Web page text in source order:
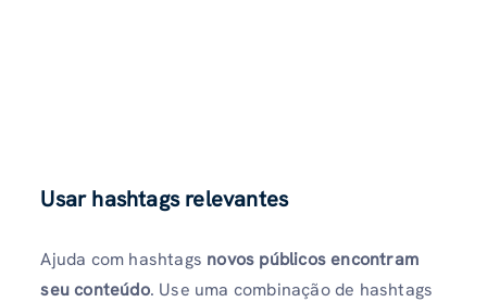
Usar hashtags relevantes
Ajuda com hashtags novos públicos encontram
seu conteúdo. Use uma combinação de hashtags